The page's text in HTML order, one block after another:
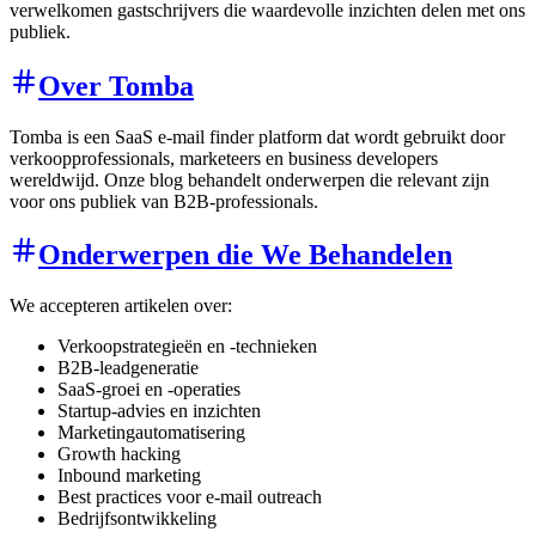
verwelkomen gastschrijvers die waardevolle inzichten delen met ons
publiek.
Over Tomba
Tomba is een SaaS e-mail finder platform dat wordt gebruikt door
verkoopprofessionals, marketeers en business developers
wereldwijd. Onze blog behandelt onderwerpen die relevant zijn
voor ons publiek van B2B-professionals.
Onderwerpen die We Behandelen
We accepteren artikelen over:
Verkoopstrategieën en -technieken
B2B-leadgeneratie
SaaS-groei en -operaties
Startup-advies en inzichten
Marketingautomatisering
Growth hacking
Inbound marketing
Best practices voor e-mail outreach
Bedrijfsontwikkeling